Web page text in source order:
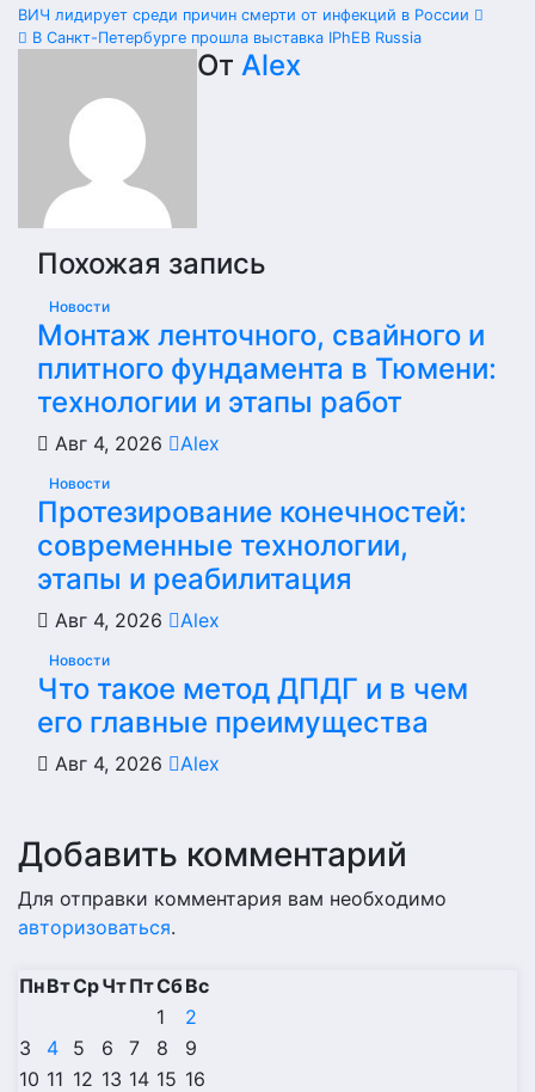
Навигация
записям
ВИЧ лидирует среди причин смерти от инфекций в России
В Санкт-Петербурге прошла выставка IPhEB Russia
От Alex
Похожая запись
Новости
Монтаж ленточного, свайного и
плитного фундамента в Тюмени:
технологии и этапы работ
Авг 4, 2026 Alex
Новости
Протезирование конечностей:
современные технологии,
этапы и реабилитация
Авг 4, 2026 Alex
Новости
Что такое метод ДПДГ и в чем
его главные преимущества
Авг 4, 2026 Alex
Добавить комментарий
Для отправки комментария вам необходимо
авторизоваться.
ПнВтСрЧтПтСбВс
1
2
3
4 5 6 7 8
9
10 11 12 13 14 15 16